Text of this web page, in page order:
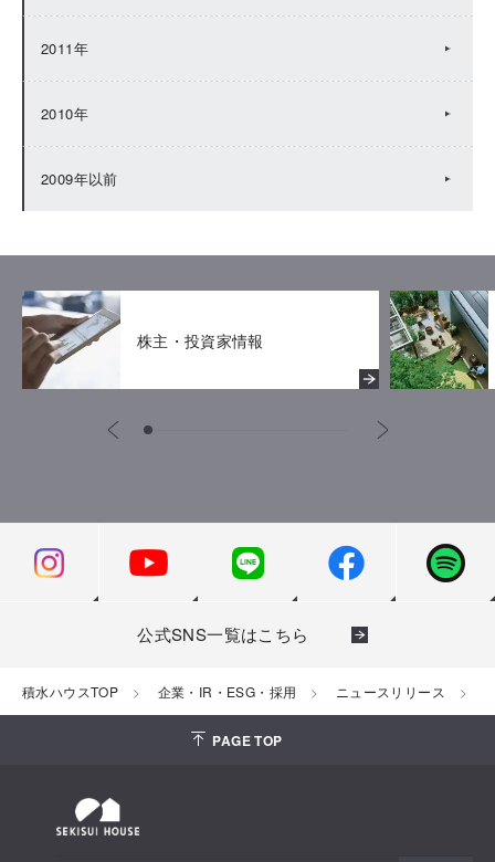
2011年
2010年
2009年以前
株主・投資家情報
公式SNS一覧はこちら
積水ハウスTOP 企業・IR・ESG・採用 ニュースリリース
PAGE TOP